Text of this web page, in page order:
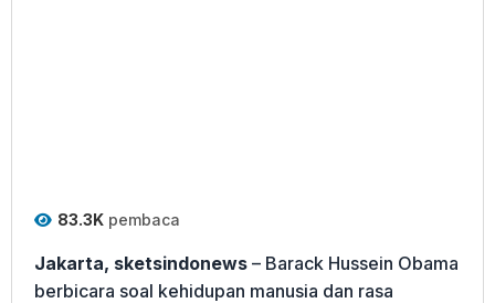
83.3K pembaca
Jakarta, sketsindonews – Barack Hussein Obama
berbicara soal kehidupan manusia dan rasa